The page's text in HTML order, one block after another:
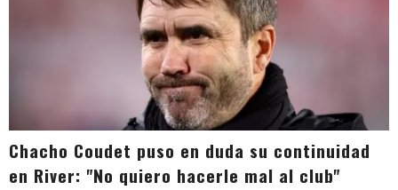
Chacho Coudet puso en duda su continuidad
en River: "No quiero hacerle mal al club"